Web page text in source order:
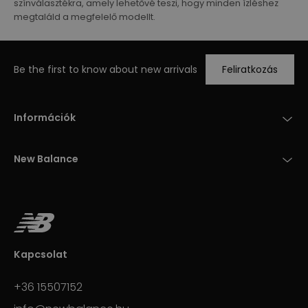
színválasztékra, amely lehetővé teszi, hogy minden ízléshez
megtaláld a megfelelő modellt.
Be the first to know about new arrivals Feliratkozás
Információk
New Balance
Kapcsolat
+36 15507152